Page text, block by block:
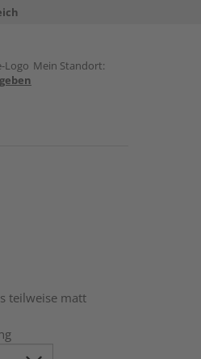
Mein Standort:
teilweise matt